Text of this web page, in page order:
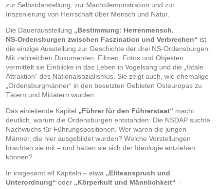
zur Selbstdarstellung, zur Machtdemonstration und zur
Inszenierung von Herrschaft über Mensch und Natur.
Die Dauerausstellung „Bestimmung: Herrenmensch.
NS‑Ordensburgen zwischen Faszination und Verbrechen“ ist
die einzige Ausstellung zur Geschichte der drei NS‑Ordensburgen.
Mit zahlreichen Dokumenten, Filmen, Fotos und Objekten
vermittelt sie Einblicke in das Leben in Vogelsang und die „fatale
Attraktion“ des Nationalsozialismus. Sie zeigt auch, wie ehemalige
„Ordensburgmänner“ in den besetzten Gebieten Osteuropas zu
Tätern und Mittätern wurden.
Das einleitende Kapitel „Führer für den Führerstaat“ macht
deutlich, warum die Ordensburgen entstanden: Die NSDAP suchte
Nachwuchs für Führungspositionen. Wer waren die jungen
Männer, die hier ausgebildet wurden? Welche Vorstellungen
brachten sie mit – und hätten sie sich der Ideologie entziehen
können?
In insgesamt elf Kapiteln – etwa „Eliteanspruch und
Unterordnung“ oder „Körperkult und Männlichkeit“ –